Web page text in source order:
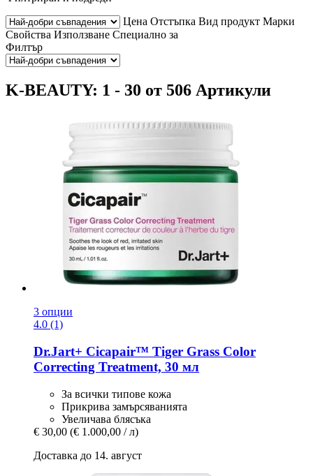
Цена Отстъпка Вид продукт Марки
Свойства Използване Специално за
Филтър
K-BEAUTY: 1 - 30 от 506 Артикули
3 опции
4.0 (1)
Dr.Jart+ Cicapair™ Tiger Grass Color
Correcting Treatment, 30 мл
За всички типове кожа
Прикрива замърсяванията
Увеличава блясъка
€ 30,00 (€ 1.000,00 / л)
Доставка до 14. август